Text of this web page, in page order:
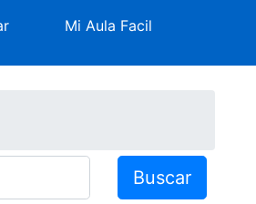
Mi Aula Facil
Buscar